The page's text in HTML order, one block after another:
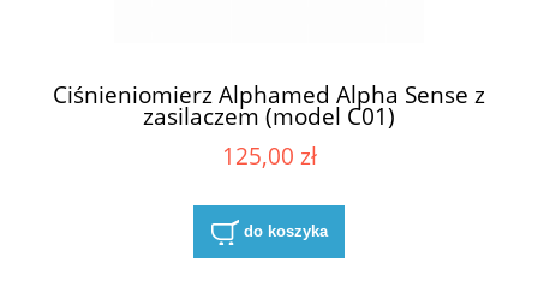
Ciśnieniomierz Alphamed Alpha Sense z
zasilaczem (model C01)
125,00 zł
do koszyka